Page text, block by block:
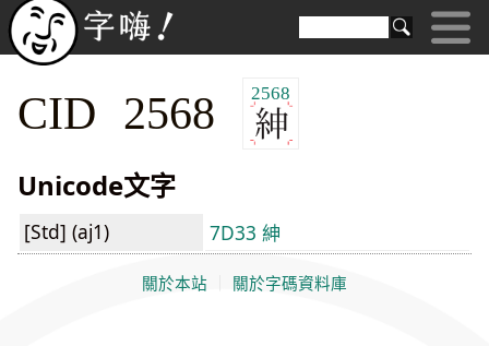
CID 2568 2568
Unicode文字
[Std] (aj1) 7D33 紳
關於本站 關於字碼資料庫